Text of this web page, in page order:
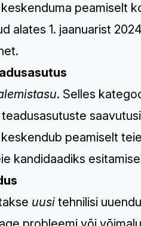
peamiselt
alates 1. jaanuarist
. Selles
peamiselt
kandidaadiks
uusi tehnilisi